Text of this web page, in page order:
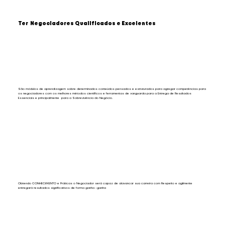
Ter Negociadores Qualificados e Excelentes
São módulos de aprendizagem sobre determinados conteúdos pensados e estruturados para agregar competências para
os negociadores com os melhores métodos científicos e ferramentas de vanguarda para a Entrega de Resultados
Essenciais e principalmente para a Sobrevivência do Negócio.
Obtendo CONHECIMENTO e Práticas o Negociador será capaz de alavancar sua carreira com Respeito e agilmente
entregará resultados significativos de forma ganha -ganha